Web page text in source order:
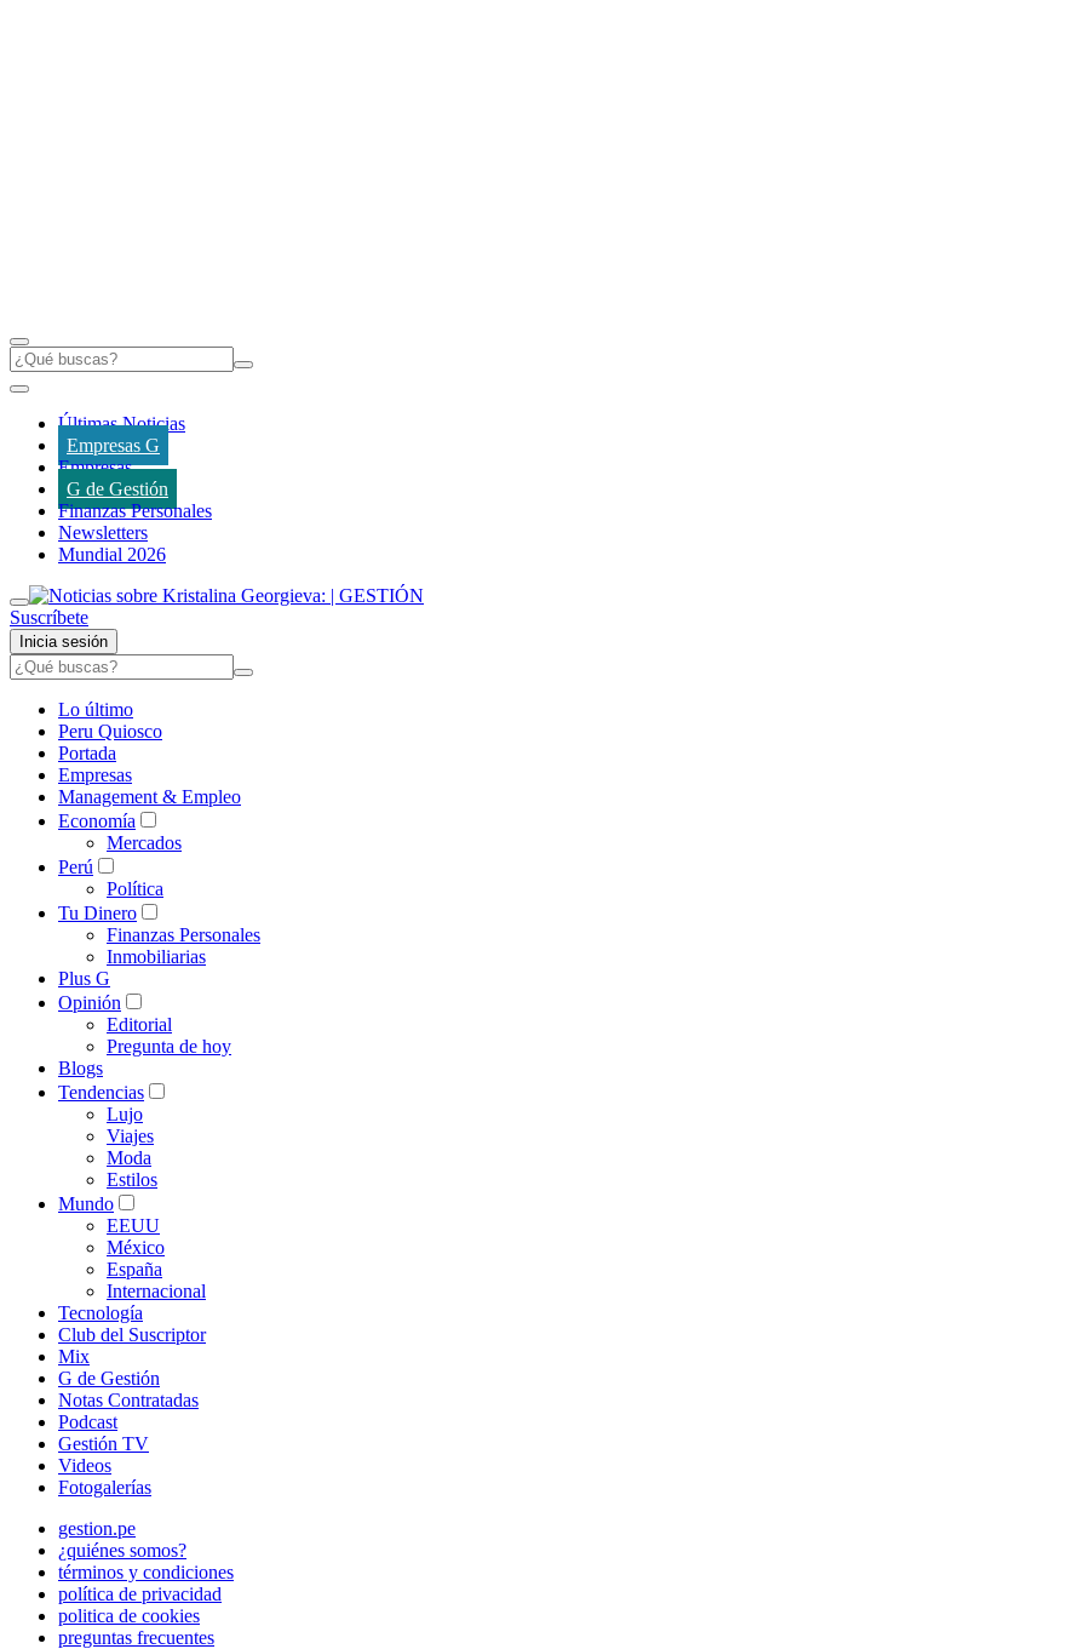
Últimas Noticias
Empresas G
Empresas
G de Gestión
Finanzas Personales
Newsletters
Mundial 2026
Suscríbete
Inicia sesión
Lo último
Peru Quiosco
Portada
Empresas
Management & Empleo
Economía
Mercados
Perú
Política
Tu Dinero
Finanzas Personales
Inmobiliarias
Plus G
Opinión
Editorial
Pregunta de hoy
Blogs
Tendencias
Lujo
Viajes
Moda
Estilos
Mundo
EEUU
México
España
Internacional
Tecnología
Club del Suscriptor
Mix
G de Gestión
Notas Contratadas
Podcast
Gestión TV
Videos
Fotogalerías
gestion.pe
¿quiénes somos?
términos y condiciones
política de privacidad
politica de cookies
preguntas frecuentes